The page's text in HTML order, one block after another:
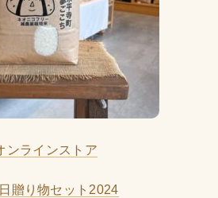
ンラインストア
贈り物セット2024